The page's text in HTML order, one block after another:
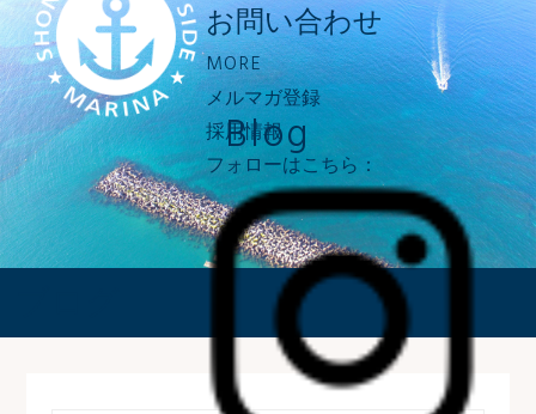
お問い合わせ
MORE
メルマガ登録
採用情報
フォローはこちら：
Blog